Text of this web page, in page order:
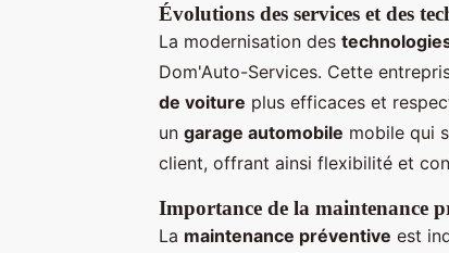
Évolutions des services et des
La modernisation des
Dom'Auto-Services. Cette
de voiture plus efficaces et
un garage automobile mobile qui
client, offrant ainsi flexibilité et
Importance de la maintenance
La maintenance préventive est